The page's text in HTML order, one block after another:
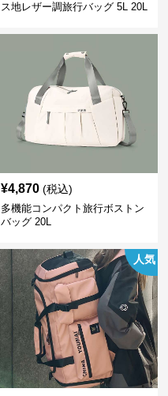
ス地レザー調旅行バッグ 5L 20L
¥4,870 (税込)
多機能コンパクト旅行ボストン
バッグ 20L
人気